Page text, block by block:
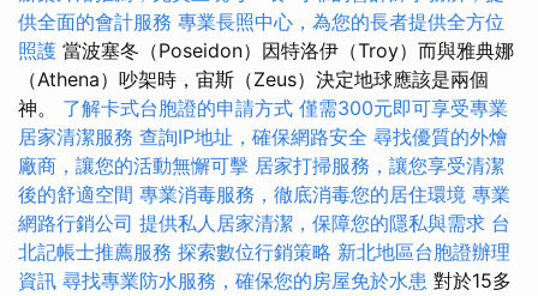
供全面的會計服務 專業長照中心，為您的長者提供全方位
照護 當波塞冬（Poseidon）因特洛伊（Troy）而與雅典娜
（Athena）吵架時，宙斯（Zeus）決定地球應該是兩個
神。 了解卡式台胞證的申請方式 僅需300元即可享受專業
居家清潔服務 查詢IP地址，確保網路安全 尋找優質的外燴
廠商，讓您的活動無懈可擊 居家打掃服務，讓您享受清潔
後的舒適空間 專業消毒服務，徹底消毒您的居住環境 專業
網路行銷公司 提供私人居家清潔，保障您的隱私與需求 台
北記帳士推薦服務 探索數位行銷策略 新北地區台胞證辦理
資訊 尋找專業防水服務，確保您的房屋免於水患 對於15多